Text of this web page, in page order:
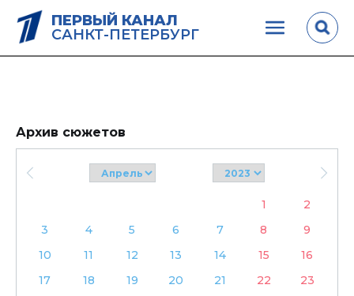
ПЕРВЫЙ КАНАЛ
САНКТ-ПЕТЕРБУРГ
Архив сюжетов
1
2
3
4 5 6 7 8
9
10
11 12 13 14 15
16
17
18 19 20 21 22
23